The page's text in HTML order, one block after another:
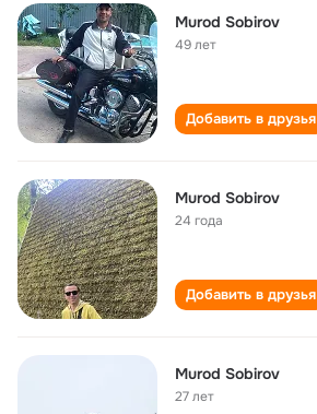
Murod Sobirov
49 лет
Добавить в друзья
Murod Sobirov
24 года
Добавить в друзья
Murod Sobirov
27 лет